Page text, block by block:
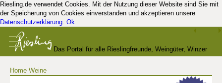
Riesling.de verwendet Cookies. Mit der Nutzung dieser Website sind Sie mit
der Speicherung von Cookies einverstanden und akzeptieren unsere
Datenschutzerklärung. Ok
Das Portal für alle Rieslingfreunde, Weingüter, Winzer
Home Weine